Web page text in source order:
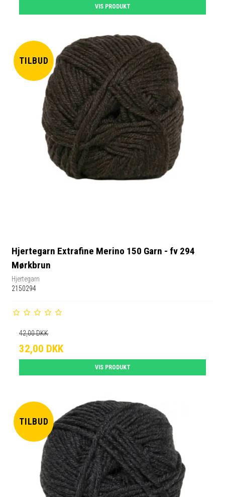
VIS PRODUKT
TILBUD
Hjertegarn Extrafine Merino 150 Garn - fv 294
Mørkbrun
Hjertegarn
2150294
42,00 DKK
32,00 DKK
VIS PRODUKT
TILBUD